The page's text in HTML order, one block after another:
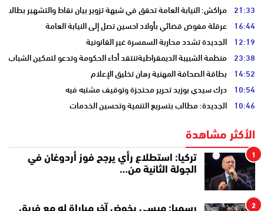
21:33 مراكش: النيابة العامة تحقق في شبهة تزوير بيان نقاط والتشهير بطالب
16:44 عرقلة مفوض قضائي بأولاد احسين تصل إلى النيابة العامة
12:19 الجديدة تشدد محاربة السمسرة غير القانونية
23:38 منظمة الشبيبة الديمقراطيةتنتقد أداء الحكومة وتدعو لتمكين الشباب
14:52 بطاقة الصحافة المهنية رهان تخليق الإعلام
10:54 درك سيدي بوزيد تحرير محتجزة وتوقيف مشتبه فيه
10:46 الجديدة: مطالب بتسريع التنمية وتحسين الخدمات
الأكثر مشاهدة
1
تركيا: استطلاع رأي يرجح فوز أردوغان في
الجولة الثانية من…
2
رسميا: ميسي يخوض آخر مباراة له مع فريق